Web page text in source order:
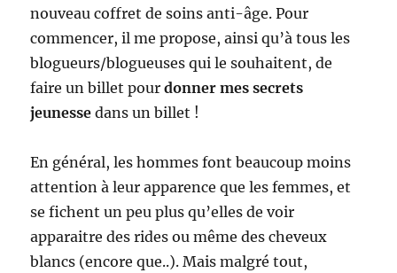
nouveau coffret de soins anti-âge. Pour
commencer, il me propose, ainsi qu’à tous les
blogueurs/blogueuses qui le souhaitent, de
faire un billet pourdonner mes secrets
jeunesse dans un billet !
En général, les hommes font beaucoup moins
attention à leur apparence que les femmes, et
se fichent un peu plus qu’elles de voir
apparaitre des rides ou même des cheveux
blancs (encore que..). Mais malgré tout,